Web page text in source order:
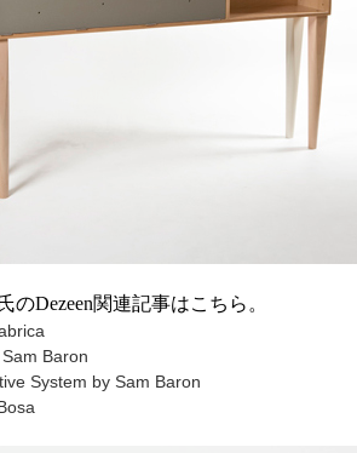
のDezeen関連記事はこちら。
Baron
System by Sam Baron